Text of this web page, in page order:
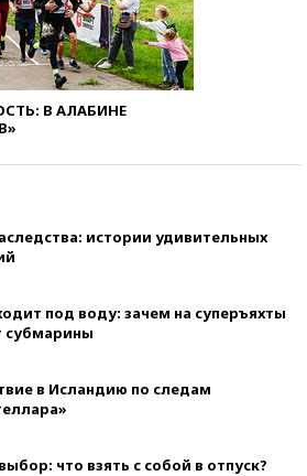
В АЛАБИНЕ
истории удивительных
под воду: зачем на суперъяхты
субмарины
в Исландию по следам
что взять с собой в отпуск?